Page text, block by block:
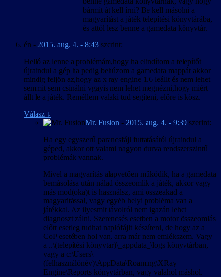
bármit át kell írni? Be kell másolni a
magyarítást a játék telepítési könyvtárába,
és attól lesz benne a gamedata könyvtár.
én - 2015. aug. 4. - 8:43 szerint:
Helló az lenne a problémám,hogy ha elindítom a telepítőt
újraindul a gép ha pedig behúzom a gamedata mappát akkor
mindig feljön az,hogy az x ray engine 1.6 leállt és nem lehet
semmit sem csinálni vgayis nem lehet megnézni,hogy miért
állt le a játék. Reméllem valaki tud segíteni, előre is kösz.
Válasz ↓
Mr. Fusion - 2015. aug. 4. - 9:39 szerint:
Ha egy egyszerű parancsfájl futtatásától újraindul a
géped, akkor ott valami nagyon durva rendszerszintű
problémák vannak.
Mivel a magyarítás alapvetően működik, ha a gamedata
bemásolása után nálad összeomlik a játék, akkor vagy
más mod(oka)t is használsz, ami összeakad a
magyarítással, vagy egyéb helyi probléma van a
játékkal. Az ilyesmit távolról nem igazán lehet
diagnosztizálni. Szerencsés esetben a motor összeomlás
előtt esetleg tudhat naplófájlt készíteni, de hogy az a
CoP esetében hol van, arra már nem emlékszem. Vagy
a ..\(telepítési könyvtár)\_appdata_\logs könyvtárban,
vagy a c:\Users\
(felhasználónév)\AppData\Roaming\XRay
Engine\Reports könyvtárban, vagy valahol máshol.